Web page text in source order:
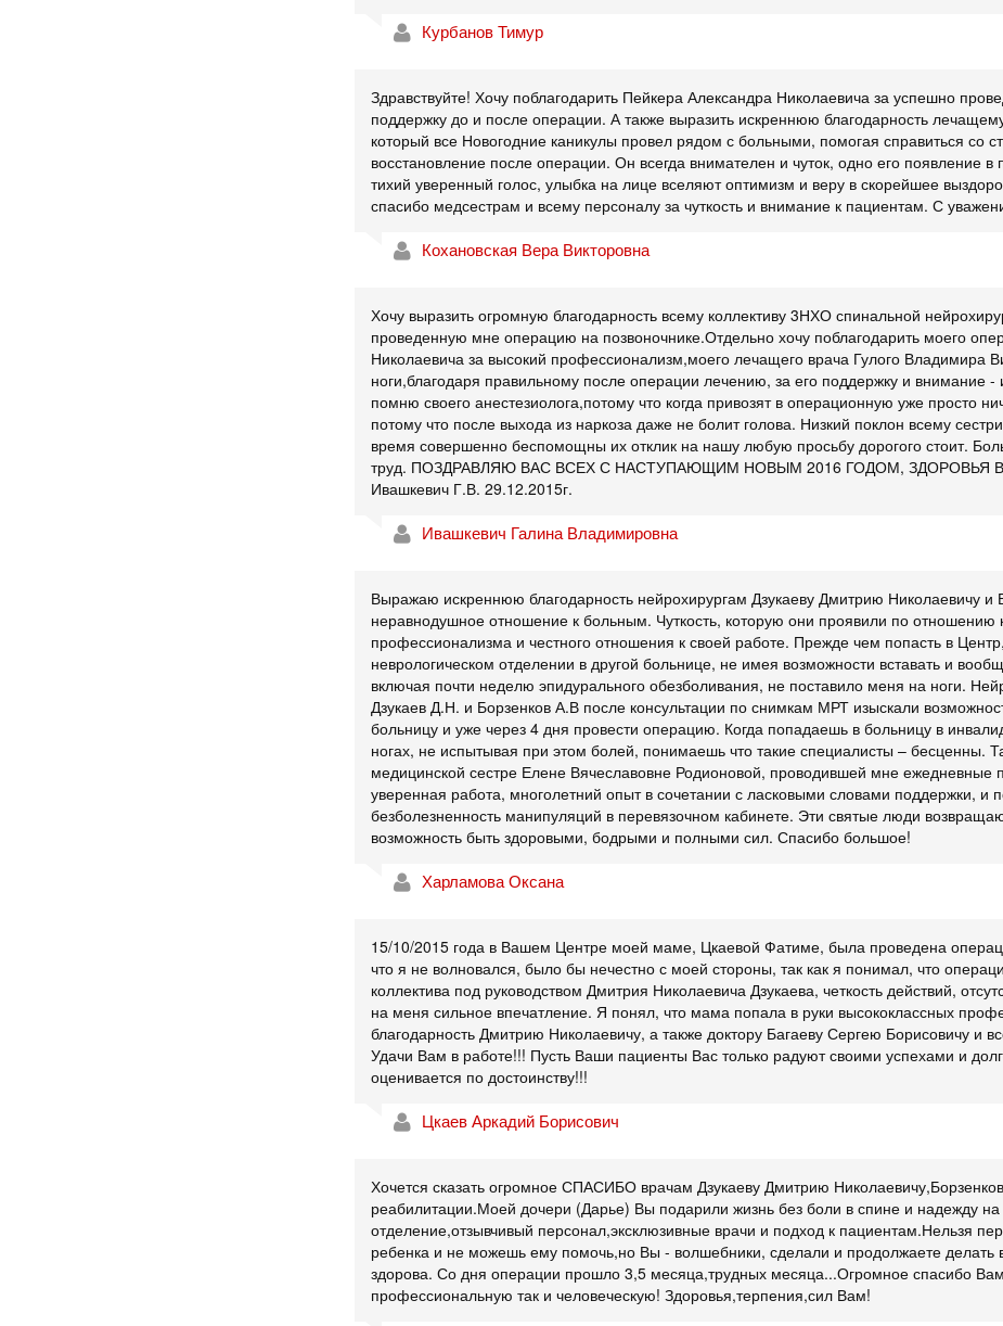
Курбанов Тимур
Здравствуйте! Хочу поблагодарить Пейкера Александра Николаевича за успешно
поддержку до и после операции. А также выразить искреннюю благодарность
который все Новогодние каникулы провел рядом с больными, помогая справиться со
восстановление после операции. Он всегда внимателен и чуток, одно его появление
тихий уверенный голос, улыбка на лице вселяют оптимизм и веру в скорейшее
спасибо медсестрам и всему персоналу за чуткость и внимание к пациентам. С
Кохановская Вера Викторовна
Хочу выразить огромную благодарность всему коллективу 3НХО спинальной
проведенную мне операцию на позвоночнике.Отдельно хочу поблагодарить моего
Николаевича за высокий профессионализм,моего лечащего врача Гулого Владимира
ноги,благодаря правильному после операции лечению, за его поддержку и внимание
помню своего анестезиолога,потому что когда привозят в операционную уже просто
потому что после выхода из наркоза даже не болит голова. Низкий поклон всему
время совершенно беспомощны их отклик на нашу любую просьбу дорогого стоит.
труд. ПОЗДРАВЛЯЮ ВАС ВСЕХ С НАСТУПАЮЩИМ НОВЫМ 2016 ГОДОМ, ЗДОРОВЬЯ
Ивашкевич Г.В. 29.12.2015г.
Ивашкевич Галина Владимировна
Выражаю искреннюю благодарность нейрохирургам Дзукаеву Дмитрию Николаевичу и
неравнодушное отношение к больным. Чуткость, которую они проявили по
профессионализма и честного отношения к своей работе. Прежде чем попасть в
неврологическом отделении в другой больнице, не имея возможности вставать и
включая почти неделю эпидурального обезболивания, не поставило меня на ноги.
Дзукаев Д.Н. и Борзенков А.В после консультации по снимкам МРТ изыскали
больницу и уже через 4 дня провести операцию. Когда попадаешь в больницу в
ногах, не испытывая при этом болей, понимаешь что такие специалисты – бесценны.
медицинской сестре Елене Вячеславовне Родионовой, проводившей мне
уверенная работа, многолетний опыт в сочетании с ласковыми словами поддержки,
безболезненность манипуляций в перевязочном кабинете. Эти святые люди
возможность быть здоровыми, бодрыми и полными сил. Спасибо большое!
Харламова Оксана
15/10/2015 года в Вашем Центре моей маме, Цкаевой Фатиме, была проведена
что я не волновался, было бы нечестно с моей стороны, так как я понимал, что
коллектива под руководством Дмитрия Николаевича Дзукаева, четкость действий,
на меня сильное впечатление. Я понял, что мама попала в руки высококлассных
благодарность Дмитрию Николаевичу, а также доктору Багаеву Сергею Борисовичу и
Удачи Вам в работе!!! Пусть Ваши пациенты Вас только радуют своими успехами и
оценивается по достоинству!!!
Цкаев Аркадий Борисович
Хочется сказать огромное СПАСИБО врачам Дзукаеву Дмитрию
реабилитации.Моей дочери (Дарье) Вы подарили жизнь без боли в спине и надежду
отделение,отзывчивый персонал,эксклюзивные врачи и подход к пациентам.Нельзя
ребенка и не можешь ему помочь,но Вы - волшебники, сделали и продолжаете делать
здорова. Со дня операции прошло 3,5 месяца,трудных месяца...Огромное спасибо
профессиональную так и человеческую! Здоровья,терпения,сил Вам!